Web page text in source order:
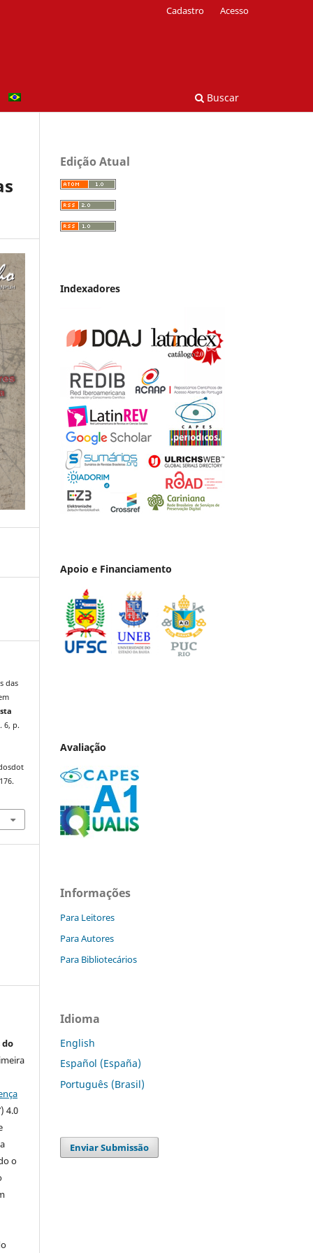
Buscar
Cadastro Acesso
das
6, p.
do
4.0
o
Edição Atual
Indexadores
Apoio e Financiamento
Avaliação
Informações
Para Leitores
Para Autores
Para Bibliotecários
Idioma
English
Español (España)
Português (Brasil)
Enviar Submissão